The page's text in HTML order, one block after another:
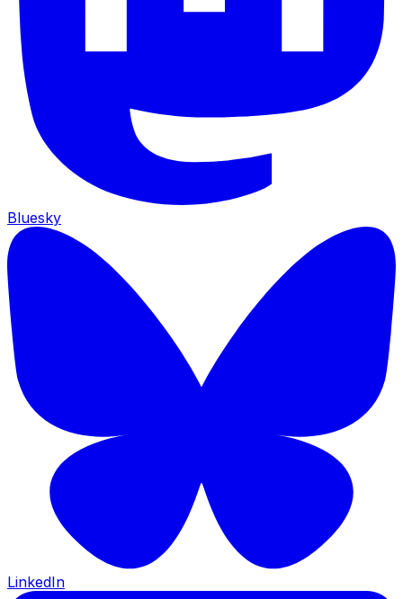
Bluesky
LinkedIn